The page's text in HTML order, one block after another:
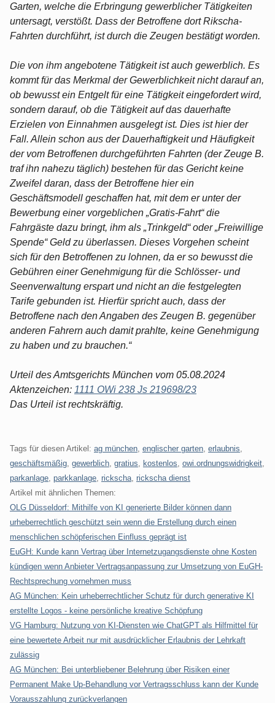
Garten, welche die Erbringung gewerblicher Tätigkeiten
untersagt, verstößt. Dass der Betroffene dort Rikscha-
Fahrten durchführt, ist durch die Zeugen bestätigt worden.
Die von ihm angebotene Tätigkeit ist auch gewerblich. Es
kommt für das Merkmal der Gewerblichkeit nicht darauf an,
ob bewusst ein Entgelt für eine Tätigkeit eingefordert wird,
sondern darauf, ob die Tätigkeit auf das dauerhafte
Erzielen von Einnahmen ausgelegt ist. Dies ist hier der
Fall. Allein schon aus der Dauerhaftigkeit und Häufigkeit
der vom Betroffenen durchgeführten Fahrten (der Zeuge B.
traf ihn nahezu täglich) bestehen für das Gericht keine
Zweifel daran, dass der Betroffene hier ein
Geschäftsmodell geschaffen hat, mit dem er unter der
Bewerbung einer vorgeblichen „Gratis-Fahrt“ die
Fahrgäste dazu bringt, ihm als „Trinkgeld“ oder „Freiwillige
Spende“ Geld zu überlassen. Dieses Vorgehen scheint
sich für den Betroffenen zu lohnen, da er so bewusst die
Gebühren einer Genehmigung für die Schlösser- und
Seenverwaltung erspart und nicht an die festgelegten
Tarife gebunden ist. Hierfür spricht auch, dass der
Betroffene nach den Angaben des Zeugen B. gegenüber
anderen Fahrern auch damit prahlte, keine Genehmigung
zu haben und zu brauchen.“
Urteil des Amtsgerichts München vom 05.08.2024
Aktenzeichen: 1111 OWi 238 Js 219698/23
Das Urteil ist rechtskräftig.
Tags für diesen Artikel: ag münchen englischer garten erlaubnis
geschäftsmäßig gewerblich gratius kostenlos owi.ordnungswidrigkeit
parkanlage parkkanlage rickscha rickscha dienst
Artikel mit ähnlichen Themen:
OLG Düsseldorf: Mithilfe von KI generierte Bilder können dann
urheberrechtlich geschützt sein wenn die Erstellung durch einen
menschlichen schöpferischen Einfluss geprägt ist
EuGH: Kunde kann Vertrag über Internetzugangsdienste ohne Kosten
kündigen wenn Anbieter Vertragsanpassung zur Umsetzung von EuGH-
Rechtsprechung vornehmen muss
AG München: Kein urheberrechtlicher Schutz für durch generative KI
erstellte Logos - keine persönliche kreative Schöpfung
VG Hamburg: Nutzung von KI-Diensten wie ChatGPT als Hilfmittel für
eine bewertete Arbeit nur mit ausdrücklicher Erlaubnis der Lehrkaft
zulässig
AG München: Bei unterbliebener Belehrung über Risiken einer
Permanent Make Up-Behandlung vor Vertragsschluss kann der Kunde
Vorausszahlung zurückverlangen